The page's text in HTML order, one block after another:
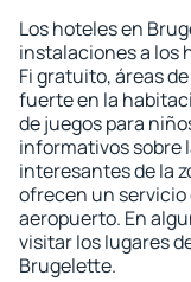
Los hoteles en
instalaciones a los
Fi gratuito, áreas
fuerte en la
de juegos para
informativos sobre
interesantes de la
ofrecen un servicio
aeropuerto. En
visitar los lugares
Brugelette.